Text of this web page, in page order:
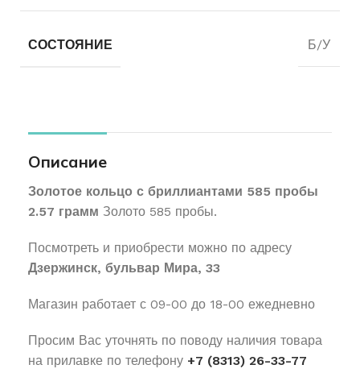
СОСТОЯНИЕ Б/У
Описание
Золотое кольцо с бриллиантами 585 пробы
2.57 грамм Золото 585 пробы.
Посмотреть и приобрести можно по адресу
Дзержинск, бульвар Мира, 33
Магазин работает с 09-00 до 18-00 ежедневно
Просим Вас уточнять по поводу наличия товара
на прилавке по телефону +7 (8313) 26-33-77